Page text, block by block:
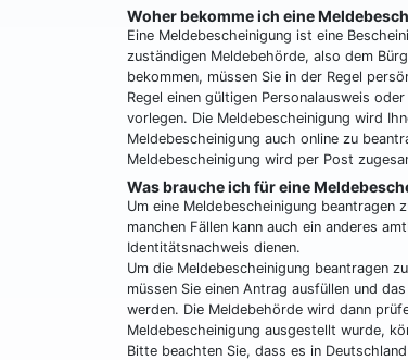
Woher bekomme ich eine
Eine Meldebescheinigung ist eine
zuständigen Meldebehörde, also dem
bekommen, müssen Sie in der Regel
Regel einen gültigen Personalausweis
vorlegen. Die Meldebescheinigung wird
Meldebescheinigung auch online zu
Meldebescheinigung wird per Post
Was brauche ich für eine
Um eine Meldebescheinigung beantragen
manchen Fällen kann auch ein anderes
Identitätsnachweis dienen.
Um die Meldebescheinigung beantragen
müssen Sie einen Antrag ausfüllen und
werden. Die Meldebehörde wird dann
Meldebescheinigung ausgestellt wurde,
Bitte beachten Sie, dass es in